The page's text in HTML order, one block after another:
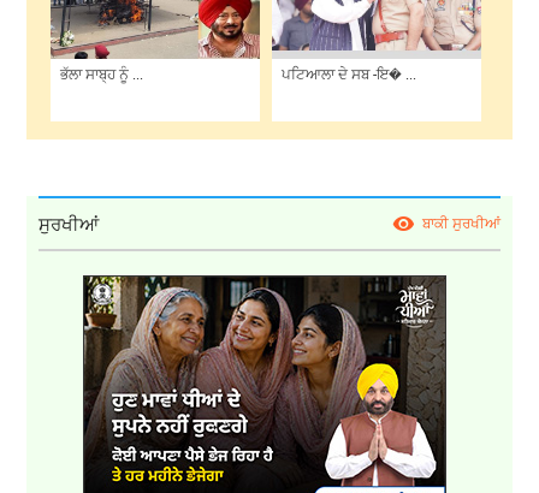
ਭੱਲਾ ਸਾਬ੍ਹ ਨੂੰ ... ਪਟਿਆਲਾ ਦੇ ਸਬ -ਇ� ...
ਸੁਰਖੀਆਂ ਬਾਕੀ ਸੁਰਖੀਆਂ